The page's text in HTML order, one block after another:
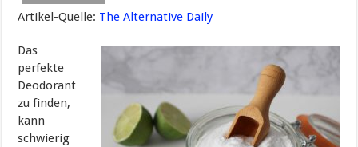
Artikel-Quelle: The Alternative Daily
Das
perfekte
Deodorant
zu finden,
kann
schwierig